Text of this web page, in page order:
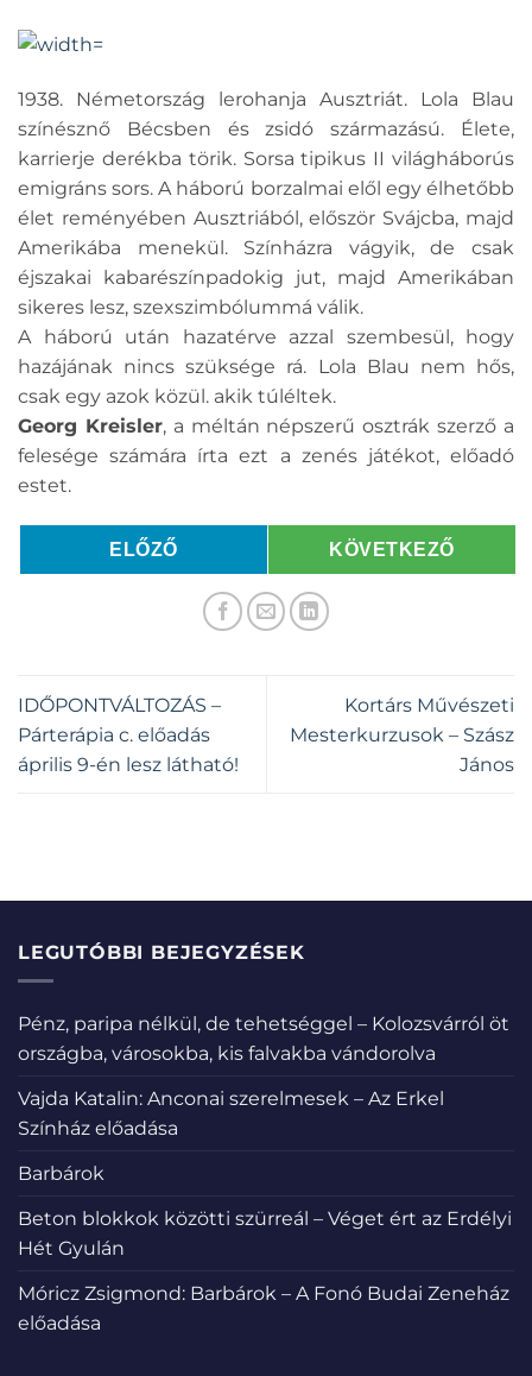
1938. Németország lerohanja Ausztriát. Lola Blau
színésznő Bécsben és zsidó származású. Élete,
karrierje derékba törik. Sorsa tipikus II világháborús
emigráns sors. A háború borzalmai elől egy élhetőbb
élet reményében Ausztriából, először Svájcba, majd
Amerikába menekül. Színházra vágyik, de csak
éjszakai kabarészínpadokig jut, majd Amerikában
sikeres lesz, szexszimbólummá válik.
A háború után hazatérve azzal szembesül, hogy
hazájának nincs szüksége rá. Lola Blau nem hős,
csak egy azok közül. akik túléltek.
Georg Kreisler, a méltán népszerű osztrák szerző a
felesége számára írta ezt a zenés játékot, előadó
estet.
ELŐZŐ KÖVETKEZŐ
IDŐPONTVÁLTOZÁS –
Párterápia c. előadás
április 9-én lesz látható!
Kortárs Művészeti
Mesterkurzusok – Szász
János
LEGUTÓBBI BEJEGYZÉSEK
Pénz, paripa nélkül, de tehetséggel – Kolozsvárról öt
országba, városokba, kis falvakba vándorolva
Vajda Katalin: Anconai szerelmesek – Az Erkel
Színház előadása
Barbárok
Beton blokkok közötti szürreál – Véget ért az Erdélyi
Hét Gyulán
Móricz Zsigmond: Barbárok – A Fonó Budai Zeneház
előadása